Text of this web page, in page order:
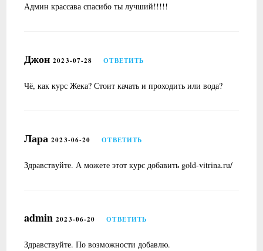
Админ крассава спасибо ты лучший!!!!!
Джон2023-07-28 ОТВЕТИТЬ
Чё, как курс Жека? Стоит качать и проходить или вода?
Лара2023-06-20 ОТВЕТИТЬ
Здравствуйте. А можете этот курс добавить gold-vitrina.ru/
admin2023-06-20 ОТВЕТИТЬ
Здравствуйте. По возможности добавлю.